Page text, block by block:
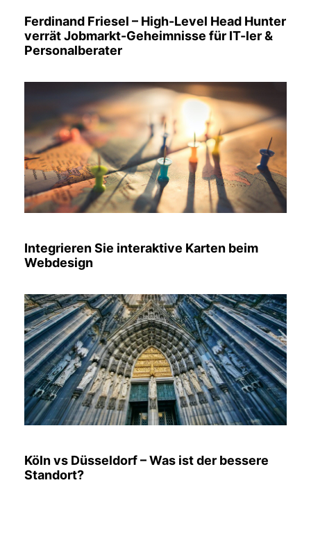
Ferdinand Friesel – High-Level Head Hunter
verrät Jobmarkt-Geheimnisse für IT-ler &
Personalberater
Integrieren Sie interaktive Karten beim
Webdesign
Köln vs Düsseldorf – Was ist der bessere
Standort?